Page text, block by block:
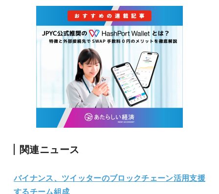
関連ニュース
バイナンス、ツイッターのブロックチェーン活用支援
するチーム組成